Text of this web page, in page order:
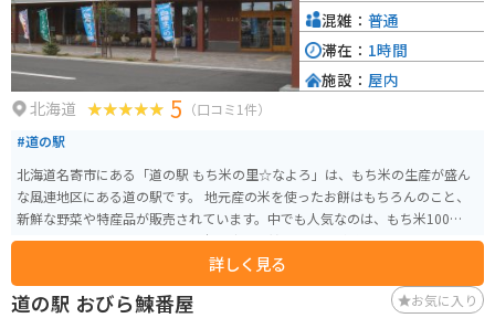
北海道 5 （口コミ1件）
#道の駅
北海道名寄市にある「道の駅 もち米の里☆なよろ」は、もち米の生産が盛ん
な風連地区にある道の駅です。 地元産の米を使ったお餅はもちろんのこと、
新鮮な野菜や特産品が販売されています。中でも人気なのは、もち米100%使
用のソフトクリームです。もち米の独特な甘さと風味が感じられる、ここで
しか味わえないソフトクリームです。 バイクで訪れる場合は、広々とした駐
車場があるので安心です。道の駅には、観光案内所や休憩スペースも併設さ
れているので、ツーリングの休憩にも最適な場所です。 周辺には、美しい田
詳しく見る
混雑： 普通
滞在： 1時間
施設： 屋内
道の駅 おびら鰊番屋 お気に入り